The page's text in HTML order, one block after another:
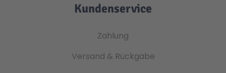
Kundenservice
Zahlung
Versand & Rückgabe